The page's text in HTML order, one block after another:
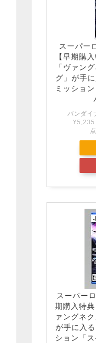
スーパー
【早期購
「ヴァン
グ」が手
ミッショ
バンダイ
¥5,235
スーパー
期購入特
ァングネ
が手に入
ション「